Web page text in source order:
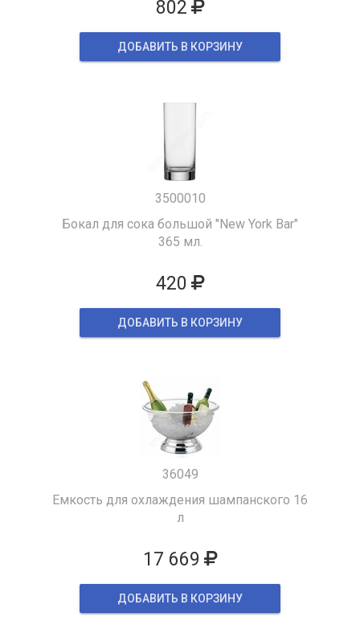
802
ДОБАВИТЬ В КОРЗИНУ
3500010
Бокал для сока большой "New York Bar"
365 мл.
420
ДОБАВИТЬ В КОРЗИНУ
36049
Емкость для охлаждения шампанского 16
л
17 669
ДОБАВИТЬ В КОРЗИНУ